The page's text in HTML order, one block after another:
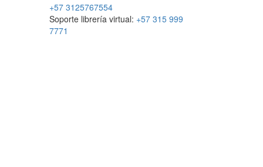
+57 3125767554
Soporte librería virtual: +57 315 999
7771